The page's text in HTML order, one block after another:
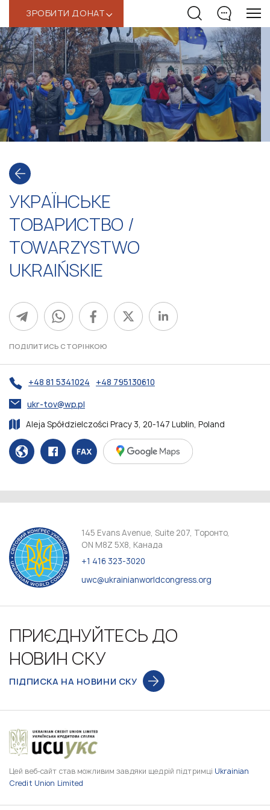
ЗРОБИТИ ДОНАТ‹
УКРАЇНСЬКЕ
ТОВАРИСТВО /
TOWARZYSTWO
UKRAIŃSKIE
ПОДІЛИТИСЬ СТОРІНКОЮ
+48 81 5341024 +48 795130610
ukr-tov@wp.pl
Aleja Spółdzielczości Pracy 3, 20-147 Lublin, Poland
145 Evans Avenue, Suite 207, Торонто,
ON M8Z 5X8, Канада
+1 416 323-3020
uwc@ukrainianworldcongress.org
ПРИЄДНУЙТЕСЬ ДО
НОВИН СКУ
ПІДПИСКА НА НОВИНИ СКУ
Цей веб-сайт став можливим завдяки щедрій підтримці Ukrainian
Credit Union Limited